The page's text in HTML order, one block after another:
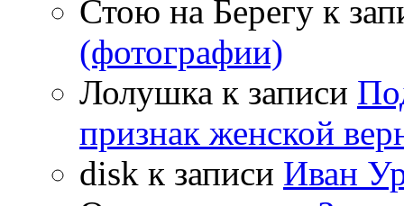
Стою на Берегу к
(фотографии)
Лолушка к записи
признак женской
disk к записи Иван